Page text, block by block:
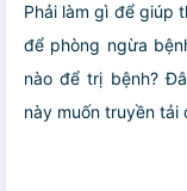
Phải làm gì để giúp
để phòng ngừa
nào để trị bệnh?
này muốn truyền tải